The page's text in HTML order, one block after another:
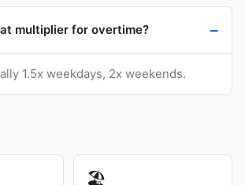
multiplier for overtime?
1.5x weekdays, 2x weekends.
🏖️